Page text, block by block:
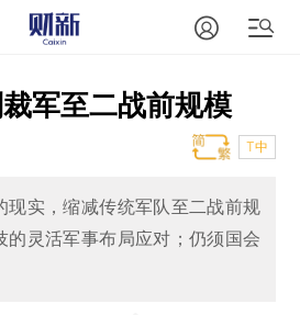
军至二战前规模
T中
现实，缩减传统军队至二战前规
的灵活军事布局应对；仍须国会